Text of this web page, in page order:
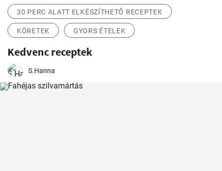
30 PERC ALATT ELKÉSZÍTHETŐ RECEPTEK
KÖRETEK GYORS ÉTELEK
Kedvenc receptek
S.Hanna